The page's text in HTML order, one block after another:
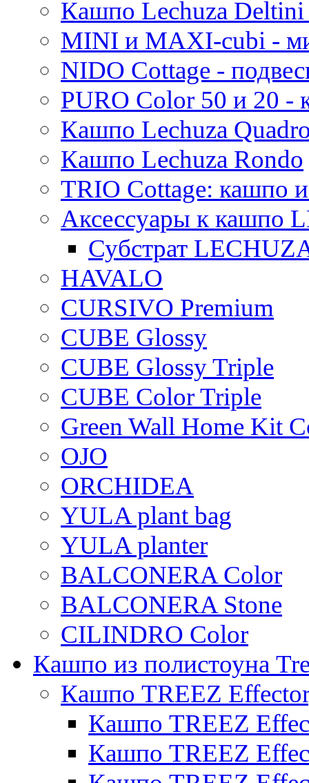
Кашпо Lechuza
MINI и MAXI-cubi -
NIDO Cottage -
PURO Color 50 и 20
Кашпо Lechuza
Кашпо Lechuza Rondo
TRIO Cottage: кашпо
Аксессуары к кашпо
Субстрат
HAVALO
CURSIVO Premium
CUBE Glossy
CUBE Glossy Triple
CUBE Color Triple
Green Wall Home Kit
OJO
ORCHIDEA
YULA plant bag
YULA planter
BALCONERA Color
BALCONERA Stone
CILINDRO Color
Кашпо из полистоуна
Кашпо TREEZ
Кашпо TREEZ
Кашпо TREEZ